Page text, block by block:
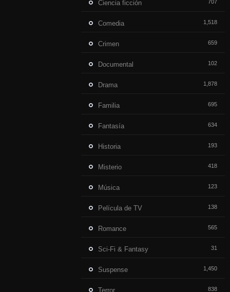
Ciencia ficción 707
Comedia 1,518
Crimen 659
Documental 102
Drama 1,878
Familia 695
Fantasía 634
Historia 193
Misterio 418
Música 123
Película de TV 138
Romance 565
Sci-Fi & Fantasy 31
Suspense 1,450
Terror 838